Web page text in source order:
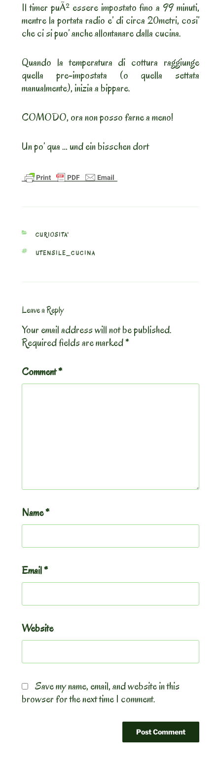
Il timer puÃ² essere impostato fino a 99 minuti,
mentre la portata radio e’ di circa 20metri, cosi’
che ci si puo’ anche allontanare dalla cucina.
Quando la temperatura di cottura raggiunge
quella pre-impostata (o quella settata
manualmente), inizia a bippare.
COMODO, ora non posso farne a meno!
Un po’ qua … und ein bisschen dort
CATEGORIES
CURIOSITA'
TAGS
UTENSILE_CUCINA
Leave a Reply
Your email address will not be published.
Required fields are marked*
Comment*
Name*
Email*
Website
Save my name, email, and website in this
browser for the next time I comment.